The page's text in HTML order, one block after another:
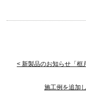
< 新製品のお知らせ「框
施工例を追加